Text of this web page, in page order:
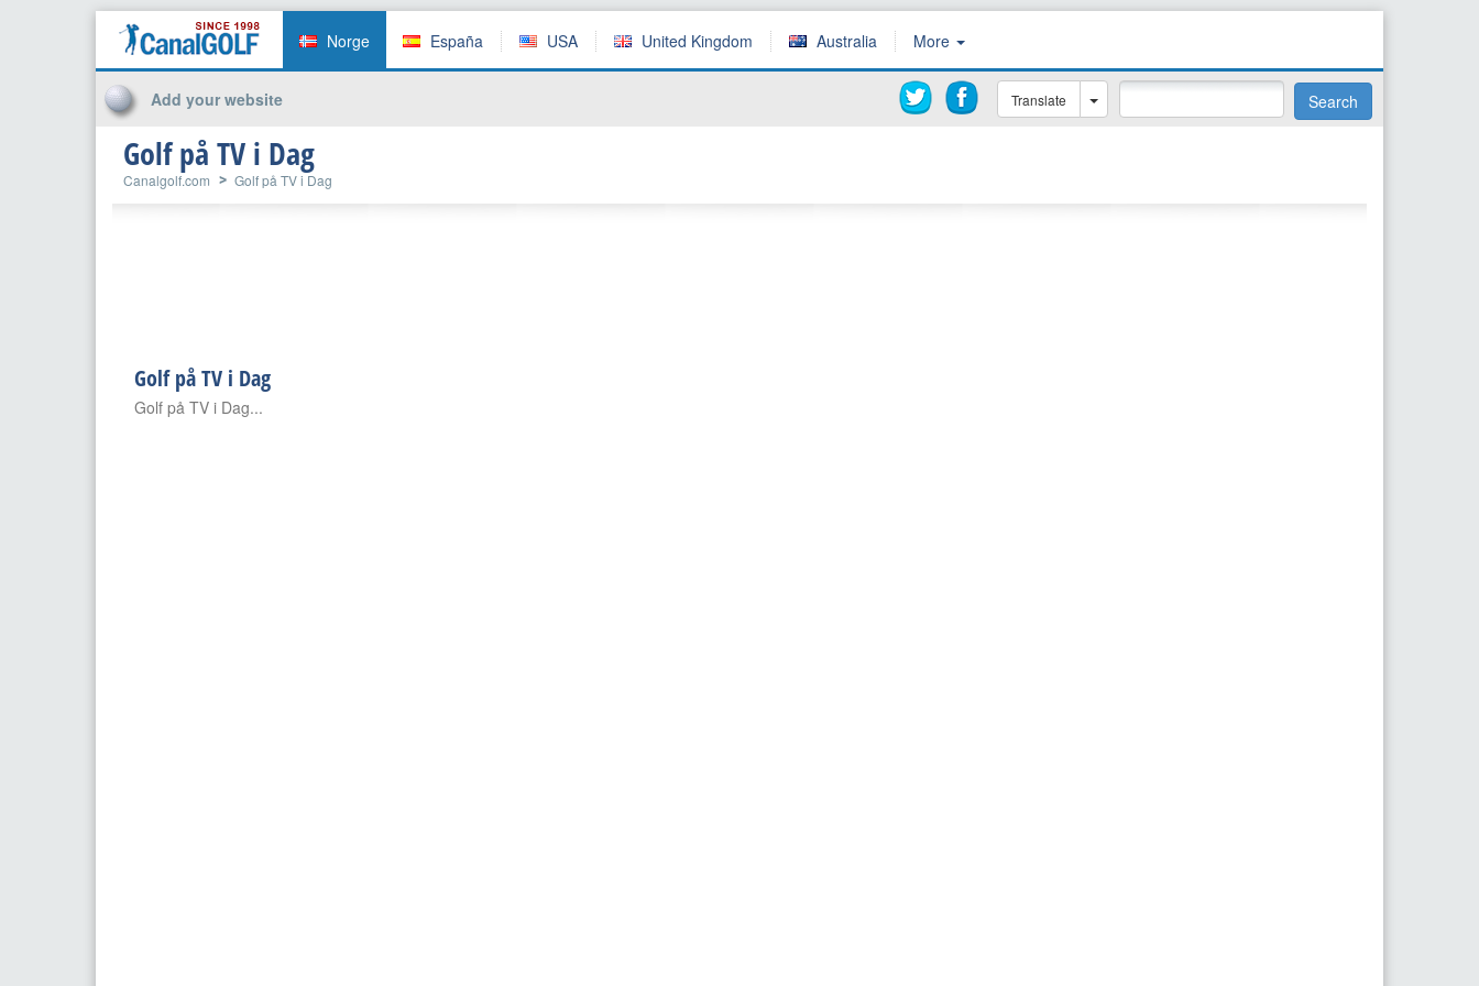
Norge España USA United Kingdom Australia More
Add your website Translate Search
Golf på TV i Dag
Canalgolf.com Golf på TV i Dag
Golf på TV i Dag
Golf på TV i Dag...